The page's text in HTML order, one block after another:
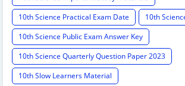
10th Science Practical Exam Date
10th
10th Science Public Exam Answer Key
10th Science Quarterly Question Paper 2023
10th Slow Learners Material